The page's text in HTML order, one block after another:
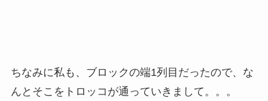
ちなみに私も、ブロックの端1列目だったので、な
んとそこをトロッコが通っていきまして。。。